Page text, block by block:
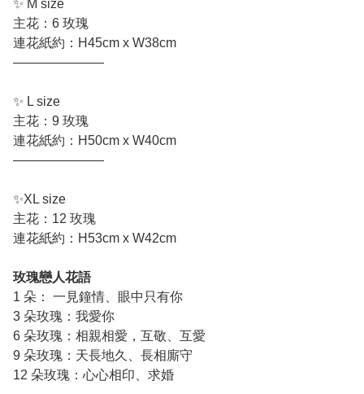
✨ M size
主花：6 玫瑰
連花紙約：H45cm x W38cm
———————
✨ L size
主花：9 玫瑰
連花紙約：H50cm x W40cm
———————
✨XL size
主花：12 玫瑰
連花紙約：H53cm x W42cm
玫瑰戀人花語
1 朵： 一見鐘情、眼中只有你
3 朵玫瑰：我愛你
6 朵玫瑰：相親相愛，互敬、互愛
9 朵玫瑰：天長地久、長相廝守
12 朵玫瑰：心心相印、求婚